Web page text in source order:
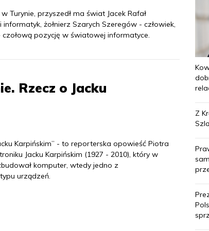
Turynie, przyszedł ma świat Jacek Rafał
informatyk, żołnierz Szarych Szeregów - człowiek,
pozycję w światowej informatyce.
Rzecz o Jacku
Karpińskim” - to reporterska opowieść Piotra
Jacku Karpińskim (1927 - 2010), który w
komputer, wtedy jedno z
urządzeń.
Z